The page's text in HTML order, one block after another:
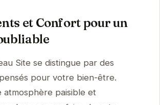
et Confort pour un
Site se distingue par des
pour votre bien-être.
atmosphère paisible et